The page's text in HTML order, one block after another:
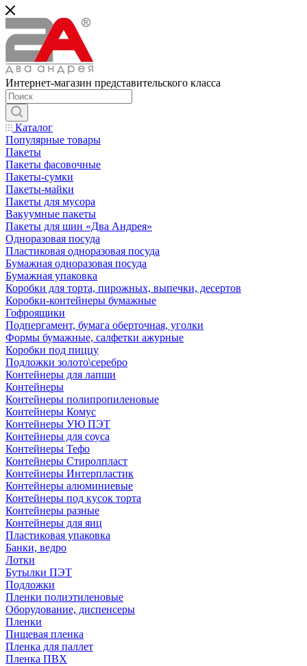
Интернет-магазин представительского класса
Каталог
Популярные товары
Пакеты
Пакеты фасовочные
Пакеты-сумки
Пакеты-майки
Пакеты для мусора
Вакуумные пакеты
Пакеты для шин «Два Андрея»
Одноразовая посуда
Пластиковая одноразовая посуда
Бумажная одноразовая посуда
Бумажная упаковка
Коробки для торта, пирожных, выпечки, десертов
Коробки-контейнеры бумажные
Гофроящики
Подпергамент, бумага оберточная, уголки
Формы бумажные, салфетки ажурные
Коробки под пиццу
Подложки золото\серебро
Контейнеры для лапши
Контейнеры
Контейнеры полипропиленовые
Контейнеры Комус
Контейнеры УЮ ПЭТ
Контейнеры для соуса
Контейнеры Тефо
Контейнеры Стиролпласт
Контейнеры Интерпластик
Контейнеры алюминиевые
Контейнеры под кусок торта
Контейнеры разные
Контейнеры для яиц
Пластиковая упаковка
Банки, ведро
Лотки
Бутылки ПЭТ
Подложки
Пленки полиэтиленовые
Оборудование, диспенсеры
Пленки
Пищевая пленка
Пленка для паллет
Пленка ПВХ